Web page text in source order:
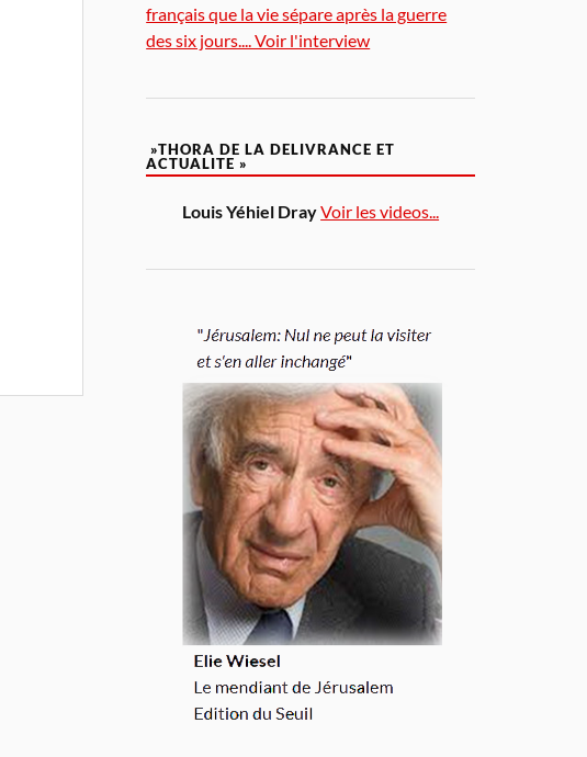
français que la vie sépare après la guerre
des six jours.... Voir l'interview
»THORA DE LA DELIVRANCE ET
ACTUALITE »
Louis Yéhiel DrayVoir les videos...